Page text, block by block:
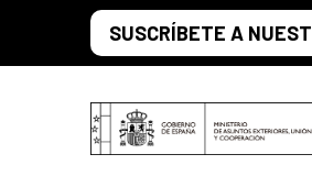
Saut au contenu principal
SUSCRÍBETE A